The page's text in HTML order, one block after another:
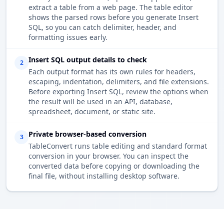
extract a table from a web page. The table editor
shows the parsed rows before you generate Insert
SQL, so you can catch delimiter, header, and
formatting issues early.
2
Insert SQL output details to check
Each output format has its own rules for headers,
escaping, indentation, delimiters, and file extensions.
Before exporting Insert SQL, review the options when
the result will be used in an API, database,
spreadsheet, document, or static site.
3
Private browser-based conversion
TableConvert runs table editing and standard format
conversion in your browser. You can inspect the
converted data before copying or downloading the
final file, without installing desktop software.